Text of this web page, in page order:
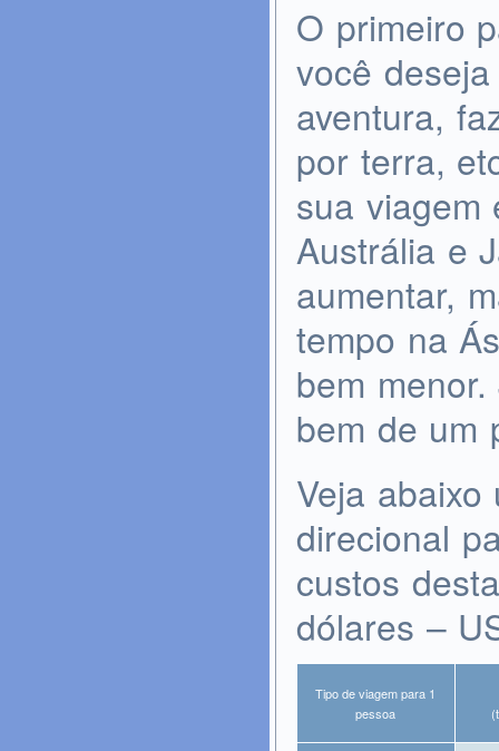
O primeiro
você
aventura,
por terra,
sua viagem
Austrália e
aumentar,
tempo na
bem
bem de um
Veja
direcional
custos
dólares –
Tipo de viagem para 1
pessoa